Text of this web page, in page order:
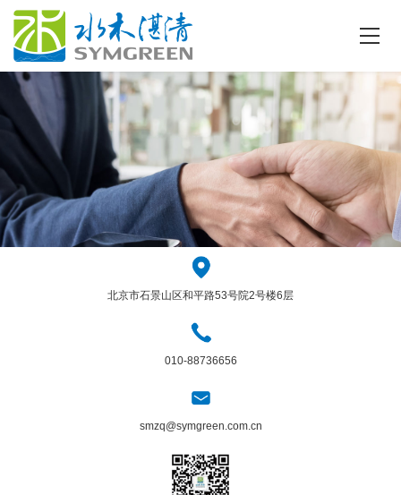
北京市石景山区和平路53号院2号楼6层
010-88736656
smzq@symgreen.com.cn